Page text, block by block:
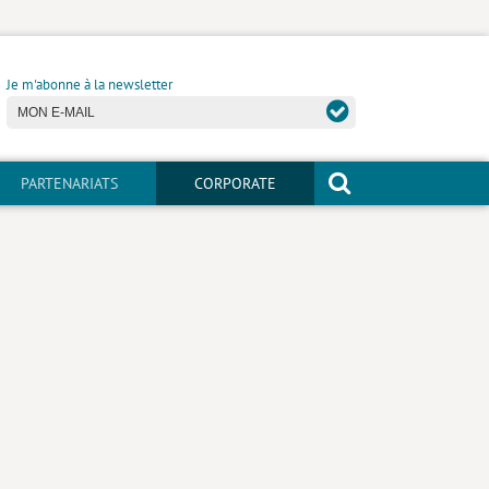
Je m'abonne à la newsletter
PARTENARIATS CORPORATE